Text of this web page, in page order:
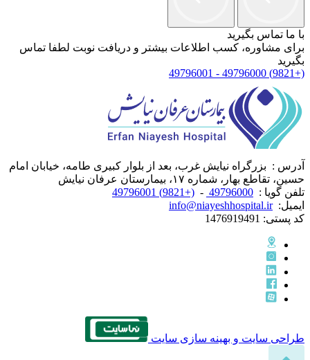
با ما تماس بگیرید
برای مشاوره، کسب اطلاعات بیشتر و دریافت نوبت لطفا تماس
بگیرید
(+9821) 49796000 - 49796001
آدرس : بزرگراه نیایش غرب، بعد از بلوار کبیری طامه، خیابان امام
حسین، تقاطع بهار، شماره ۱۷، بیمارستان عرفان نیایش
تلفن گویا : 49796000
-
(+9821) 49796001
ایمیل: info@niayeshhospital.ir
کد پستی: 1476919491
طراحی سایت و بهینه سازی سایت